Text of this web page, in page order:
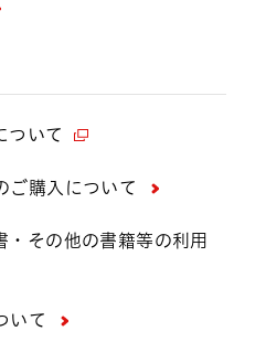
ついて
ご購入について
・その他の書籍等の利用
いて